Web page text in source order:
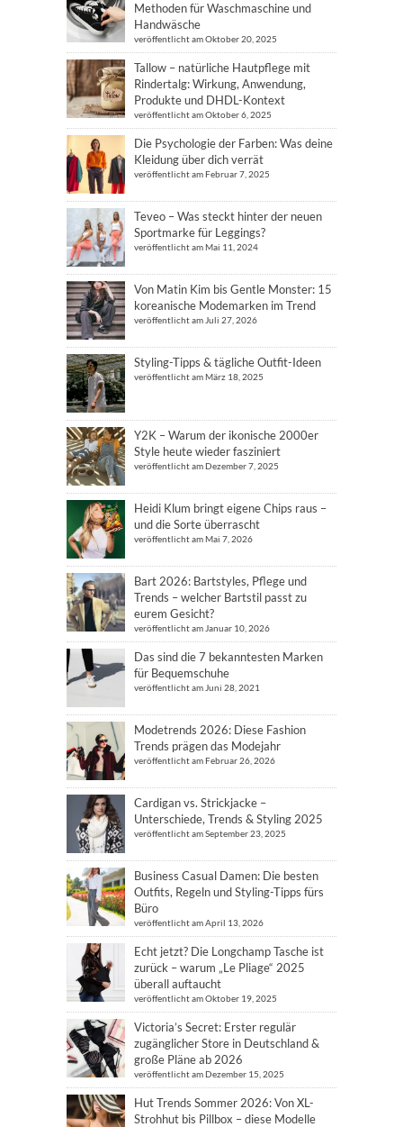
Methoden für Waschmaschine und
Handwäsche
veröffentlicht am Oktober 20, 2025
Tallow – natürliche Hautpflege mit
Rindertalg: Wirkung, Anwendung,
Produkte und DHDL-Kontext
veröffentlicht am Oktober 6, 2025
Die Psychologie der Farben: Was deine
Kleidung über dich verrät
veröffentlicht am Februar 7, 2025
Teveo – Was steckt hinter der neuen
Sportmarke für Leggings?
veröffentlicht am Mai 11, 2024
Von Matin Kim bis Gentle Monster: 15
koreanische Modemarken im Trend
veröffentlicht am Juli 27, 2026
Styling-Tipps & tägliche Outfit-Ideen
veröffentlicht am März 18, 2025
Y2K – Warum der ikonische 2000er
Style heute wieder fasziniert
veröffentlicht am Dezember 7, 2025
Heidi Klum bringt eigene Chips raus –
und die Sorte überrascht
veröffentlicht am Mai 7, 2026
Bart 2026: Bartstyles, Pflege und
Trends – welcher Bartstil passt zu
eurem Gesicht?
veröffentlicht am Januar 10, 2026
Das sind die 7 bekanntesten Marken
für Bequemschuhe
veröffentlicht am Juni 28, 2021
Modetrends 2026: Diese Fashion
Trends prägen das Modejahr
veröffentlicht am Februar 26, 2026
Cardigan vs. Strickjacke –
Unterschiede, Trends & Styling 2025
veröffentlicht am September 23, 2025
Business Casual Damen: Die besten
Outfits, Regeln und Styling-Tipps fürs
Büro
veröffentlicht am April 13, 2026
Echt jetzt? Die Longchamp Tasche ist
zurück – warum „Le Pliage“ 2025
überall auftaucht
veröffentlicht am Oktober 19, 2025
Victoria’s Secret: Erster regulär
zugänglicher Store in Deutschland &
große Pläne ab 2026
veröffentlicht am Dezember 15, 2025
Hut Trends Sommer 2026: Von XL-
Strohhut bis Pillbox – diese Modelle